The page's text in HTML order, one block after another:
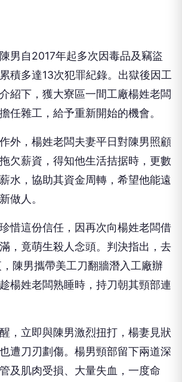
男自2017年起多次因毒品及竊盜
積多達13次犯罪紀錄。出獄後因工
紹下，獲大寮區一間工廠楊姓老闆
任雜工，給予重新開始的機會。
外，楊姓老闆夫妻平日對陳男照顧
欠薪資，得知他生活拮据時，更數
水，協助其資金周轉，希望他能遠
做人。
惜這份信任，因再次向楊姓老闆借
，竟萌生殺人念頭。判決指出，去
陳男攜帶美工刀翻牆潛入工廠辦
楊姓老闆熟睡時，持刀朝其頸部連
，立即與陳男激烈扭打，楊妻見狀
遭刀刃劃傷。楊男頸部留下兩道深
及肌肉受損、大量失血，一度命